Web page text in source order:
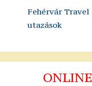
Fehérvár Travel
utazások
ONLINE